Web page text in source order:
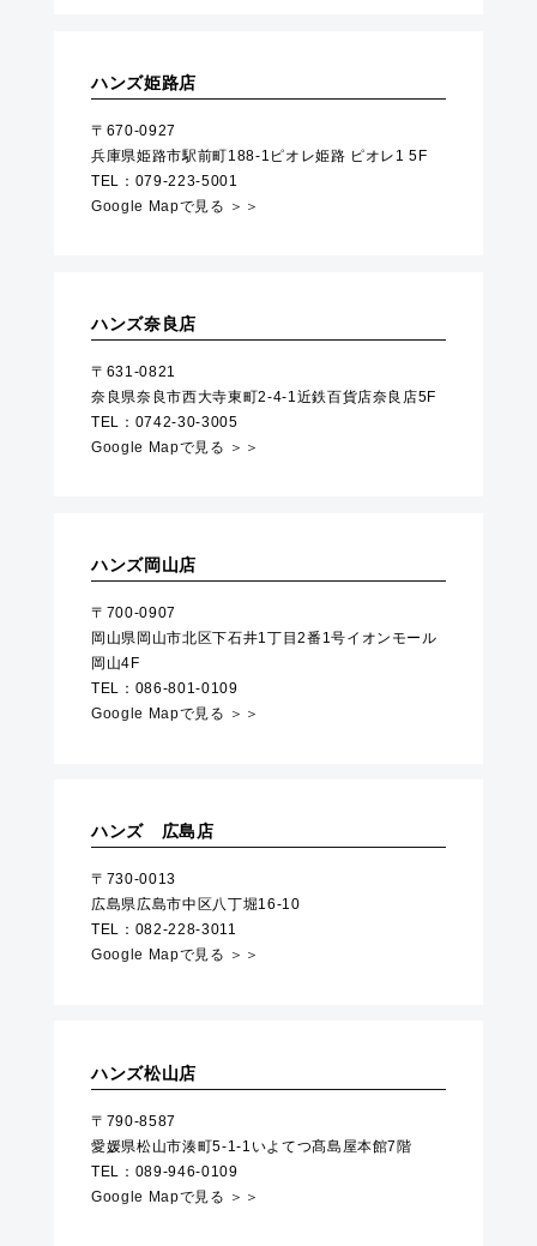
ハンズ姫路店
〒670-0927
兵庫県姫路市駅前町188-1ピオレ姫路 ピオレ1 5F
TEL：079-223-5001
Google Mapで見る ＞＞
ハンズ奈良店
〒631-0821
奈良県奈良市西大寺東町2-4-1近鉄百貨店奈良店5F
TEL：0742-30-3005
Google Mapで見る ＞＞
ハンズ岡山店
〒700-0907
岡山県岡山市北区下石井1丁目2番1号イオンモール
岡山4F
TEL：086-801-0109
Google Mapで見る ＞＞
ハンズ 広島店
〒730-0013
広島県広島市中区八丁堀16-10
TEL：082-228-3011
Google Mapで見る ＞＞
ハンズ松山店
〒790-8587
愛媛県松山市湊町5-1-1いよてつ髙島屋本館7階
TEL：089-946-0109
Google Mapで見る ＞＞